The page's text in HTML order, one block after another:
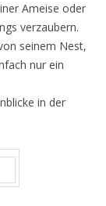
Ameise oder
verzaubern.
seinem Nest,
nur ein
in der